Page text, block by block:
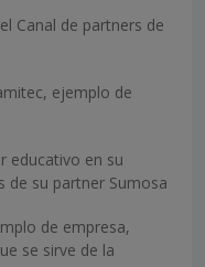
Canal de partners de
ejemplo de
educativo en su
de su partner Sumosa
de empresa,
se sirve de la